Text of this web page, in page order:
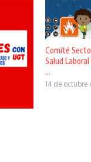
Comité
Salud
...
14 de octubre